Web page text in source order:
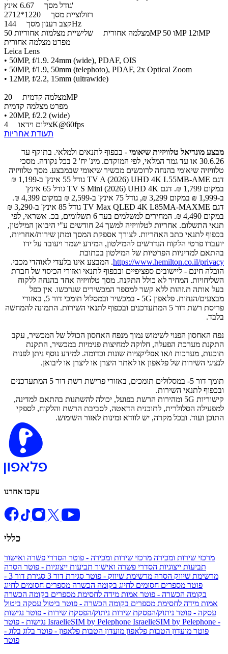
גודל מסך6.67 אינץ'
רזולוציית מסך
קצב רענון מסך144Hz
מצלמה אחורית
שלישיית מצלמות אחוריות 50MP ו 50MP ו12MP
מפרט מצלמה אחורית
Leica Lens
• 50MP, f/1.9. 24mm (wide), PDAF, OIS
• 50MP, f/1.9, 50mm (telephoto), PDAF, 2x Optical Zoom
• 12MP, f/2.2, 15mm (ultrawide)
מצלמה קדמית20MP
מפרט מצלמה קדמית
• 20MP, f/2.2 (wide)
צילום וידאו4K@60fps
תעודת אחריות
מבצע מונדיאל טלוויזיות שיאומי - בכפוף לתנאים ולמלאי. בתוקף עד
30.6.26 או עד גמר המלאי, לפי המוקדם. מינ' יח' 2 בכל נקודה. מסכי
טלוויזיה שיאומי בהנחה לרוכשים מכשיר שיאומי שבמבצע. מסך טלוויזיה
דגם TV A (2026) UHD 4K L55MB-AME גודל 55 אינץ' ב-1,199 ₪
במקום 1,799 ₪. דגם TV S Mini (2026) UHD 4K גודל 65 אינץ'
ב-1,999 ₪ במקום 3,299 ₪, גודל 75 אינץ' ב-2,599 ₪ במקום 4,399 ₪.
דגם TV Max QLED 4K L85MA-MAXME גודל 85 אינץ' ב-3,290 ₪
במקום 4,490 ₪. המחירים למשלמים בעד 6 תשלומים, בכ. אשראי, לפי
תנאי התשלום. אחריות לטלוויזיה למשך 24 חודשים ע"י היבואן המילטון,
בכפוף לתנאי כתב האחריות. לצורך אספקת המסך ומתן שירות/אחריות,
יועברו פרטי הלקוח הנדרשים להמילטון, המידע ישמר ויעובד על ידו
בהתאם למדיניות הפרטיות של המילטון בכתובת
https://www.hemilton.co.il/privacy. המבצע אינו בלעדי לאוהדי מכבי.
הובלה חינם - ליישובים ספציפיים ובכפוף לתנאי ואזורי הכיסוי של חברת
השליחויות. המחיר לא כולל התקנה. מסך טלוויזיה אחד בהנחה ללקוח
בעל אותה ת.זהות ללא קשר למספר המכשירים שנרכשו. אין כפל
מבצעים/הנחות. פלאפון 5G - במכשיר ובמסלול תומכי דור 5, באזורי
פריסת רשת דור 5 המתעדכנים ובכפוף לתנאי השירות. התמונה להמחשה
בלבד.
נפח האחסון הפנוי לשימוש נמוך מנפח האחסון הכולל של המכשיר, עקב
התקנת מערכת הפעלה, חלוקה למחיצות פנימיות במכשיר, התקנת
תוכנות, מערכות ו/או אפליקציות שונות וכדומה. למידע נוסף ניתן לפנות
לנציגי השירות של פלאפון או לאתר היצרן או ליצרן או ליבואן.
תומך דור 5- במסלולים תומכים, באזורי פרישת רשת דור 5 המתעדכנים
ובכפוף לתנאי השירות.
קישוריות 5G ומהירות הרשת בפועל, יכולה להשתנות בהתאם למדינה,
למפעילה הסלולרית, לתוכנית הדאטה, לסביבת הרשת והלקוח, לספקי
התוכן ועוד. ובכל מקרה, יש לוודא זמינות לאזור השימוש.
עקבו אחרנו
כללי
מרכזי שירות ומכירה מרכזי שירות ומכירה - פוטר הסדרי פשרה ואישור
תביעות ייצוגיות הסדרי פשרה ואישור תביעות ייצוגיות - פוטר הסרה
מרשימת שיווק הסרה מרשימת שיווק - פוטר סגירת דור 3
סגירת דור 3 -
פוטר מספרים חסומים לחיוג בקומה הכשרה מספרים חסומים לחיוג
בקומה הכשרה - פוטר אמות מידה לחסימת מספרים בקומה הכשרה
אמות מידה לחסימת מספרים בקומה הכשרה - פוטר ביטול עסקה ביטול
עסקה - פוטר ניתוק/הפסקת שירות ניתוק/הפסקת שירות - פוטר נגישות
IsraelieSIM by Pelephone IsraelieSIM by Pelephone -
פוטר מועדון הטבות פלאפון מועדון הטבות פלאפון - פוטר בלוג בלוג -
פוטר